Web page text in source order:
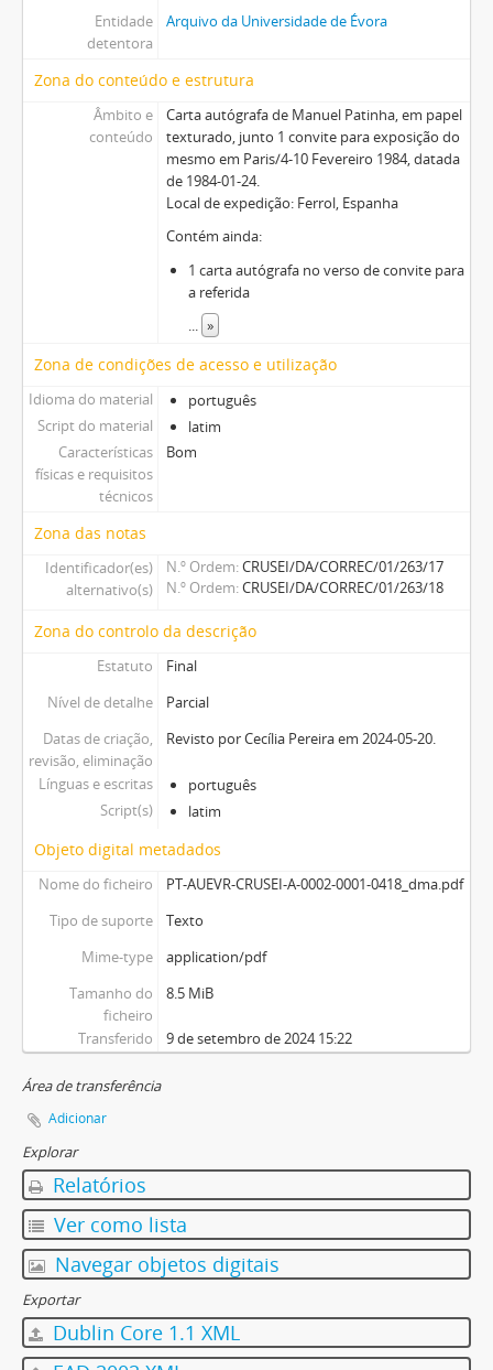
Entidade
detentora
Arquivo da Universidade de Évora
Zona do conteúdo e estrutura
Âmbito e
conteúdo
Carta autógrafa de Manuel Patinha, em papel
texturado, junto 1 convite para exposição do
mesmo em Paris/4-10 Fevereiro 1984, datada
de 1984-01-24.
Local de expedição: Ferrol, Espanha
Contém ainda:
1 carta autógrafa no verso de convite para
a referida
... »
Zona de condições de acesso e utilização
Idioma do material
português
Script do material
latim
Características
físicas e requisitos
técnicos
Bom
Zona das notas
Identificador(es)
alternativo(s)
N.º Ordem CRUSEI/DA/CORREC/01/263/17
N.º Ordem CRUSEI/DA/CORREC/01/263/18
Zona do controlo da descrição
Estatuto
Final
Nível de detalhe
Parcial
Datas de criação,
revisão, eliminação
Revisto por Cecília Pereira em 2024-05-20.
Línguas e escritas
português
Script(s)
latim
Objeto digital metadados
Nome do ficheiro
PT-AUEVR-CRUSEI-A-0002-0001-0418_dma.pdf
Tipo de suporte
Texto
Mime-type
application/pdf
Tamanho do
ficheiro
8.5 MiB
Transferido 9 de setembro de 2024 15:22
Área de transferência
Adicionar
Explorar
Relatórios
Ver como lista
Navegar objetos digitais
Exportar
Dublin Core 1.1 XML